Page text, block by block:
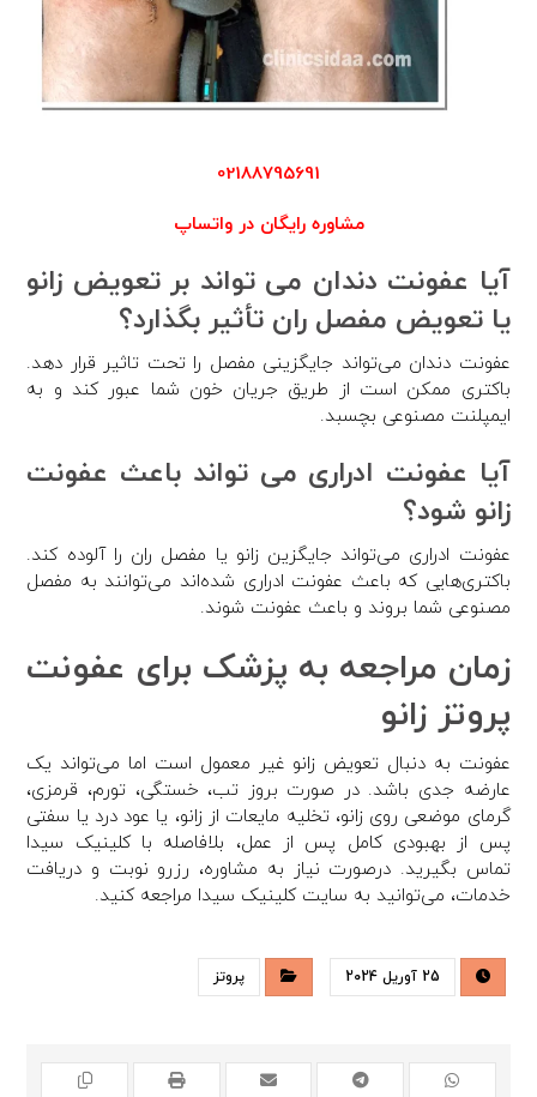
02188795691
مشاوره رایگان در واتساپ
آیا عفونت دندان می تواند بر تعویض زانو
یا تعویض مفصل ران تأثیر بگذارد؟
عفونت دندان می‌تواند جایگزینی مفصل را تحت تاثیر قرار دهد.
باکتری ممکن است از طریق جریان خون شما عبور کند و به
ایمپلنت مصنوعی بچسبد.
آیا عفونت ادراری می تواند باعث عفونت
زانو شود؟
عفونت ادراری می‌تواند جایگزین زانو یا مفصل ران را آلوده کند.
باکتری‌هایی که باعث عفونت ادراری شده‌اند می‌توانند به مفصل
مصنوعی شما بروند و باعث عفونت شوند.
زمان مراجعه به پزشک برای عفونت
پروتز زانو
عفونت به دنبال تعویض زانو غیر معمول است اما می‌تواند یک
عارضه جدی باشد. در صورت بروز تب، خستگی، تورم، قرمزی،
گرمای موضعی روی زانو، تخلیه مایعات از زانو، یا عود درد یا سفتی
پس از بهبودی کامل پس از عمل، بلافاصله با کلینیک سیدا
تماس بگیرید. درصورت نیاز به مشاوره، رزرو نوبت و دریافت
خدمات، می‌توانید به سایت کلینیک سیدا مراجعه کنید.
25 آوریل 2024 پروتز